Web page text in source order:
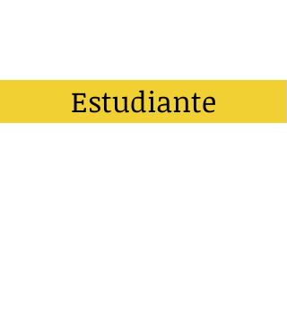
Estudiante